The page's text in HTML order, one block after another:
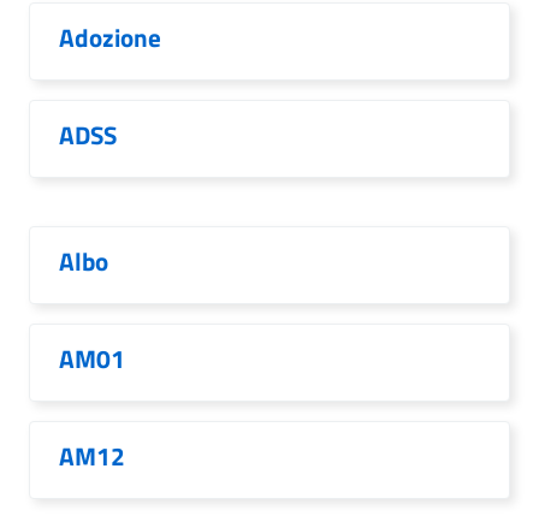
Adozione
ADSS
Albo
AM01
AM12